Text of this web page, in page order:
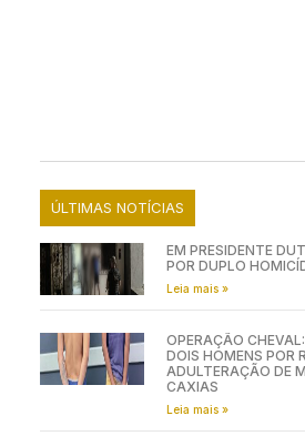
ÚLTIMAS NOTÍCIAS
EM PRESIDENTE
POR DUPLO
Leia mais »
OPERAÇÃO
DOIS HOMENS POR
ADULTERAÇÃO DE
CAXIAS
Leia mais »